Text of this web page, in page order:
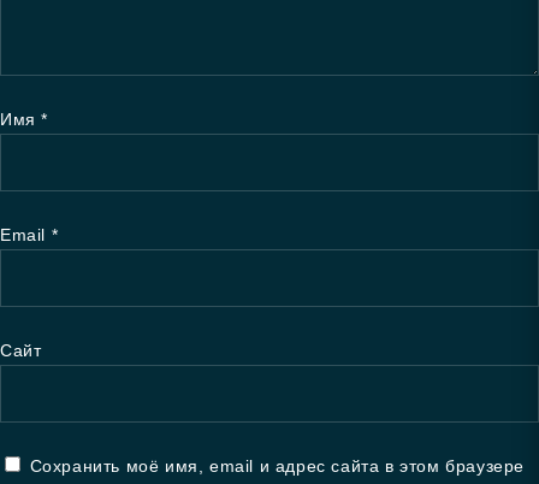
Имя*
Email *
Сайт
Сохранить моё имя, email и адрес сайта в этом браузере